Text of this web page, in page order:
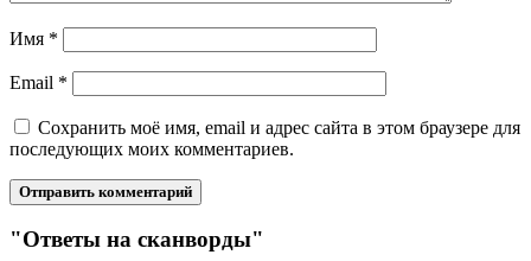
Имя *
Email *
Сохранить моё имя, email и адрес сайта в этом браузере для
последующих моих комментариев.
"Ответы на сканворды"